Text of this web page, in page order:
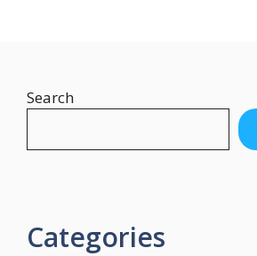
Search
Categories